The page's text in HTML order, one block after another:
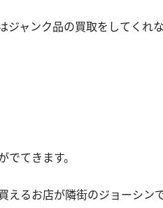
ジャンク品の買取をしてくれ
てきます。
えるお店が隣街のジョーシン